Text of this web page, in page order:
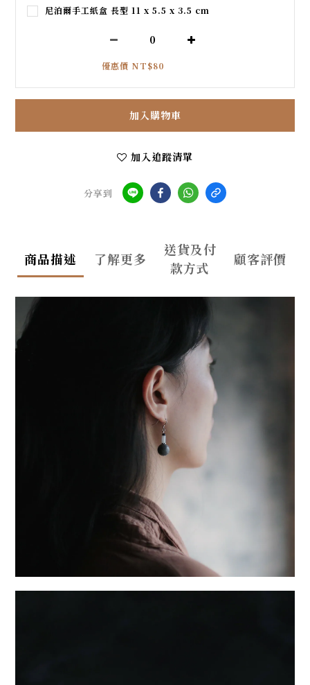
尼泊爾手工紙盒 長型 11 x 5.5 x 3.5 cm
優惠價 NT$80
加入購物車
加入追蹤清單
分享到
商品描述 了解更多
送貨及付
款方式
顧客評價